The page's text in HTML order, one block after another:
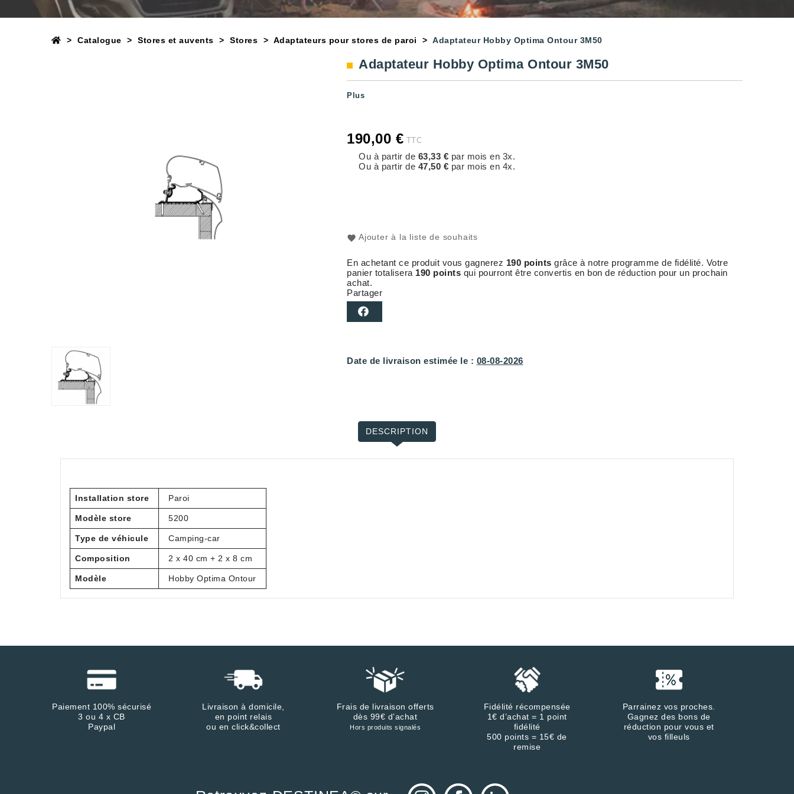
Catalogue Stores et auvents Stores Adaptateurs pour stores de paroi Adaptateur Hobby Optima Ontour 3M50
Adaptateur Hobby Optima Ontour 3M50
Plus
190,00 € TTC
Ou à partir de 63,33 € par mois en 3x.
Ou à partir de 47,50 € par mois en 4x.
Ajouter à la liste de souhaits
En achetant ce produit vous gagnerez 190 points grâce à notre programme de fidélité. Votre
panier totalisera 190 points qui pourront être convertis en bon de réduction pour un prochain
achat.
Partager
Date de livraison estimée le : 08-08-2026
DESCRIPTION
Installation store Paroi
Modèle store 5200
Type de véhicule Camping-car
Composition 2 x 40 cm + 2 x 8 cm
Modèle Hobby Optima Ontour
Paiement 100% sécurisé
3 ou 4 x CB
Paypal
Livraison à domicile,
en point relais
ou en click&collect
Frais de livraison offerts
dès 99€ d’achat
Hors produits signalés
Fidélité récompensée
1€ d’achat = 1 point
fidélité
500 points = 15€ de
remise
Parrainez vos proches.
Gagnez des bons de
réduction pour vous et
vos filleuls